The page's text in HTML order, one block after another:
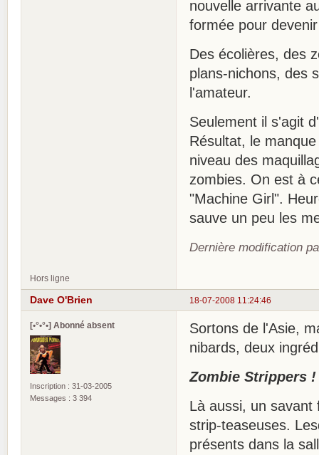
nouvelle arrivante
formée pour
Des écolières, des
plans-nichons, des
l'amateur.
Seulement il s'agit
Résultat, le
niveau des
zombies. On est à
"Machine Girl".
sauve un peu les
Dernière modification
Hors ligne
18-07-2008 11:24:46
Dave O'Brien
[•°•°•] Abonné absent
Inscription : 31-03-2005
Messages : 3 394
Sortons de l'Asie,
nibards, deux
Zombie Strippers !
Là aussi, un savant
strip-teaseuses.
présents dans la